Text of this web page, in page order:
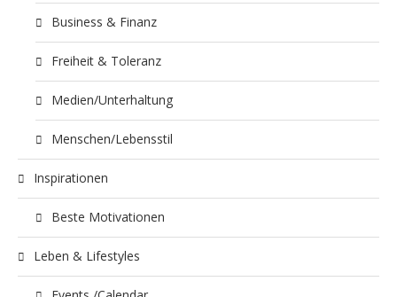
Business & Finanz
Freiheit & Toleranz
Medien/Unterhaltung
Menschen/Lebensstil
Inspirationen
Beste Motivationen
Leben & Lifestyles